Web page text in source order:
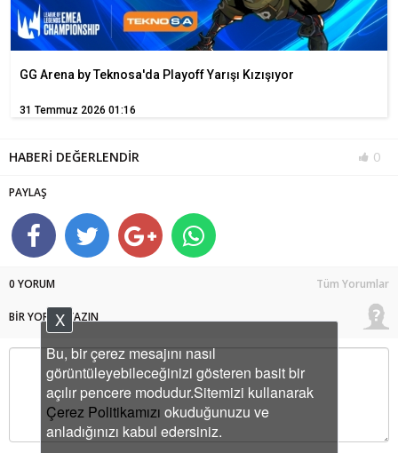
GG Arena by Teknosa'da Playoff Yarışı Kızışıyor
31 Temmuz 2026 01:16
HABERİ DEĞERLENDİR 0
PAYLAŞ
0 YORUM Tüm Yorumlar
BİR YORUM YAZIN
Bu, bir çerez mesajını nasıl
görüntüleyebileceğinizi gösteren basit bir
açılır pencere modudur.Sitemizi kullanarak
Çerez Politikamızı okuduğunuzu ve
anladığınızı kabul edersiniz.
X